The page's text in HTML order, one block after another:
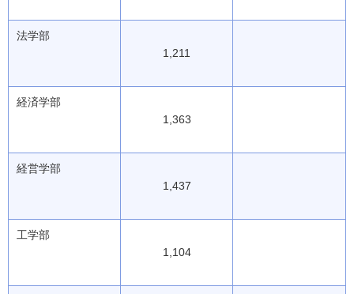
法学部
1,211
経済学部
1,363
経営学部
1,437
工学部
1,104